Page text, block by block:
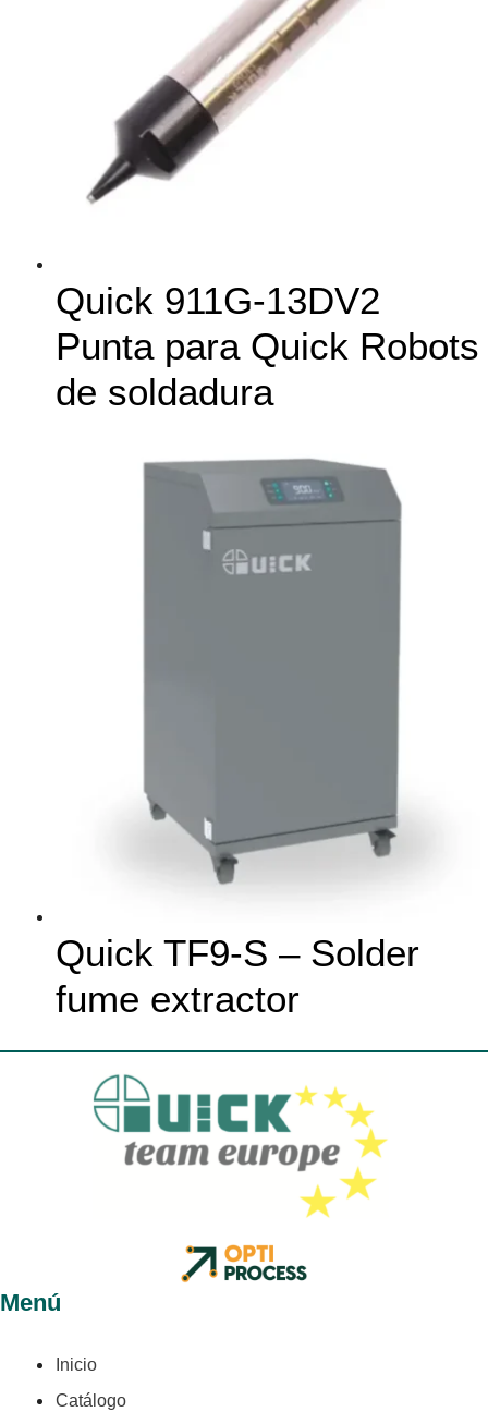
Quick 911G-13DV2
Punta para Quick Robots
de soldadura
Quick TF9-S – Solder
fume extractor
Menú
Inicio
Catálogo